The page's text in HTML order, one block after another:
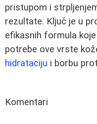
pristupom i
rezultate. Ključ je u
efikasnih formula
potrebe ove vrste
hidrataciju i borbu
Komentari